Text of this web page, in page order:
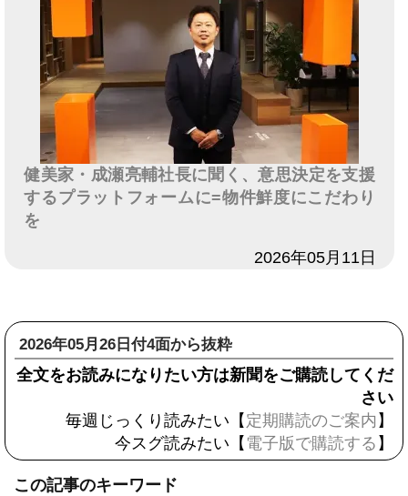
健美家・成瀬亮輔社長に聞く、意思決定を支援
するプラットフォームに=物件鮮度にこだわり
を
2026年05月11日
2026年05月26日付4面から抜粋
全文をお読みになりたい方は新聞をご購読してくだ
さい
毎週じっくり読みたい【 定期購読のご案内 】
今スグ読みたい【 電子版で購読する 】
この記事のキーワード